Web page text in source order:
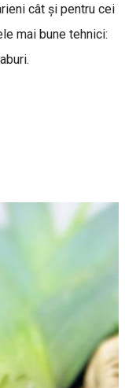
cât și pentru cei
mai bune tehnici: